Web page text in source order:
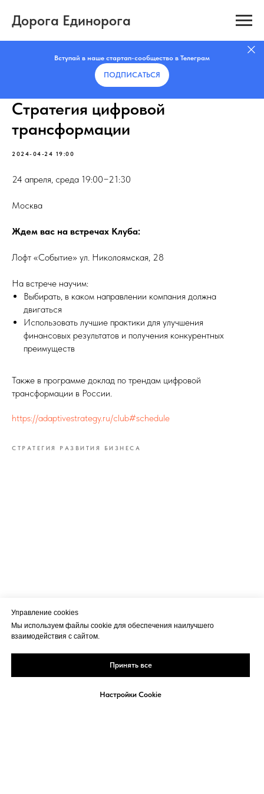
Дорога Единорога
Вступай в наше стартап-сообщество в Телеграм
ПОДПИСАТЬCЯ
Стратегия цифровой
трансформации
2024-04-24 19:00
24 апреля, среда 19:00−21:30
Москва
Ждем вас на встречах Клуба:
Лофт «Событие» ул. Николоямская, 28
На встрече научим:
Выбирать, в каком направлении компания должна
двигаться
Использовать лучшие практики для улучшения
финансовых результатов и получения конкурентных
преимуществ
Также в программе доклад по трендам цифровой
трансформации в России.
https://adaptivestrategy.ru/club#schedule
СТРАТЕГИЯ РАЗВИТИЯ БИЗНЕСА
Управление cookies
Мы используем файлы cookie для обеспечения наилучшего
взаимодействия с сайтом.
Принять все
Настройки Cookie